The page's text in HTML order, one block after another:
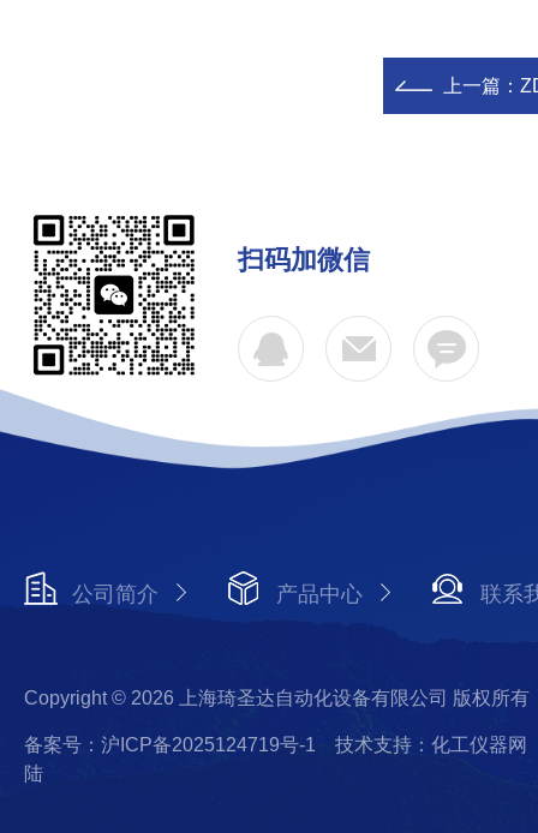
上一篇：
扫码加微信
公司简介 产品中心 联系
Copyright © 2026 上海琦圣达自动化设备有限公司 版权所有
备案号：沪ICP备2025124719号-1
技术支持：化工仪器网
陆